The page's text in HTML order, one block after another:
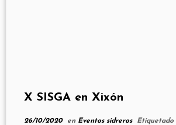
X SISGA en Xixón
26/10/2020en Eventos sidreros Etiquetado